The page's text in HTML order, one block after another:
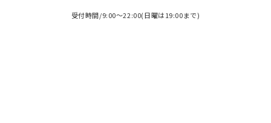
受付時間/9:00～22:00(日曜は19:00まで)